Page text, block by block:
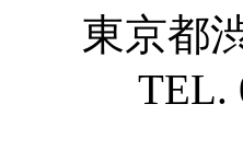
東京都
TEL.